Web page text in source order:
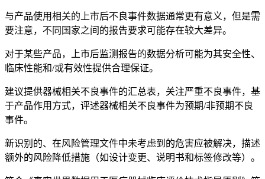
与产品使用相关的上市后不良事件数据通常更有意义，但是需
要注意，不同国家之间的报告要求可能存在较大差异。
对于某些产品，上市后监测报告的数据分析可能为其安全性、
临床性能和/或有效性提供合理保证。
建议提供器械相关不良事件的汇总表，关注严重不良事件，基
于产品作用方式，评述器械相关不良事件为预期/非预期不良
事件。
新识别的、在风险管理文件中未考虑到的危害应被解决，描述
额外的风险降低措施（如设计变更、说明书和标签修改等）。